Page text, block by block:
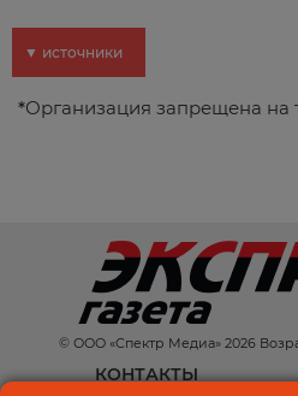
▼ источники
*Организация запрещена на
© ООО «Спектр Медиа» 2026
КОНТАКТЫ